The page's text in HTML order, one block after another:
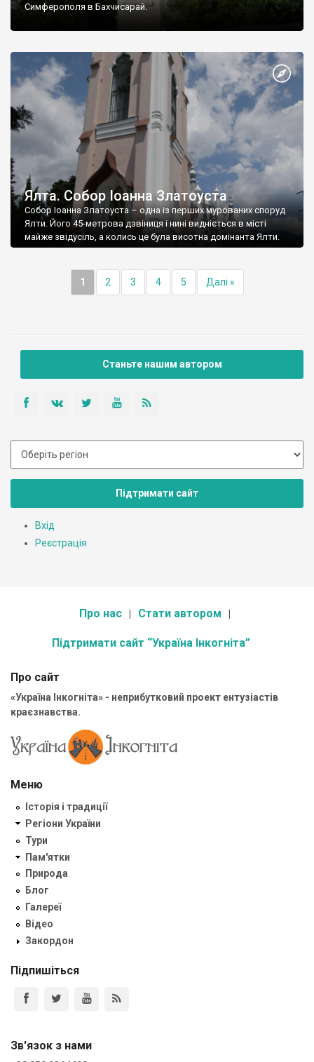
Симферополя в Бахчисарай.
Ялта. Собор Іоанна Златоуста
Собор Іоанна Златоуста – одна із перших мурованих споруд
Ялти. Його 45-метрова дзвіниця і нині видніється в місті
майже звідусіль, а колись це була висотна домінанта Ялти.
1 2 3 4 5 Далі »
Станьте нашим автором
Підтримати сайт
Вхід
Реєстрація
Про нас Стати автором
Підтримати сайт “Україна Інкогніта”
Про сайт
«Україна Інкогніта» - неприбутковий проект ентузіастів
краєзнавства.
Меню
Історія і традиції
Регіони України
Тури
Пам'ятки
Природа
Блог
Галереї
Відео
Закордон
Підпишіться
Зв'язок з нами